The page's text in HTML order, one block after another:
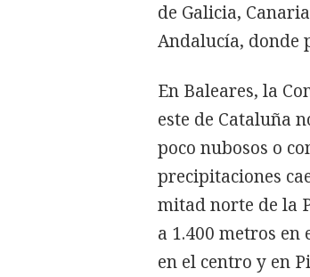
de Galicia,
Andalucía, donde
En Baleares, la
este de Cataluña
poco nubosos o
precipitaciones
mitad norte de la
a 1.400 metros en
en el centro y en